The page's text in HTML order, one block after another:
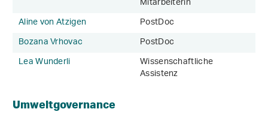
Aline von Atzigen
PostDoc
Bozana Vrhovac
PostDoc
Lea Wunderli
Wissenschaftliche
Assistenz
Umweltgovernance